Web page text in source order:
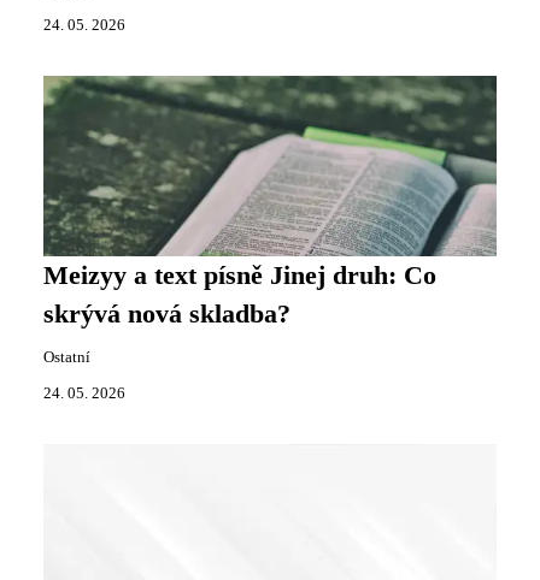
24. 05. 2026
Meizyy a text písně Jinej druh: Co
skrývá nová skladba?
Ostatní
24. 05. 2026